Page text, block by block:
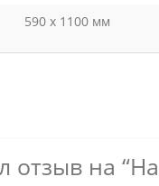
590 x 1100 мм
отзыв на